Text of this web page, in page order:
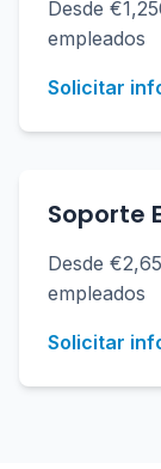
Desde
empleados
Solicitar
Soporte
Desde
empleados
Solicitar